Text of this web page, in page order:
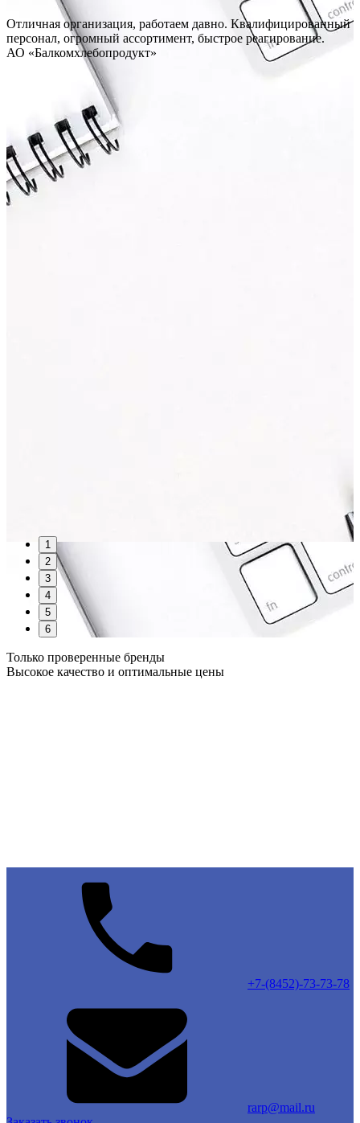
Отличная организация, работаем давно. Квалифицированный
персонал, огромный ассортимент, быстрое реагирование.
АО «Балкомхлебопродукт»
1
2
3
4
5
6
Только проверенные бренды
Высокое качество и оптимальные цены
+7-(8452)-73-73-78
rarp@mail.ru